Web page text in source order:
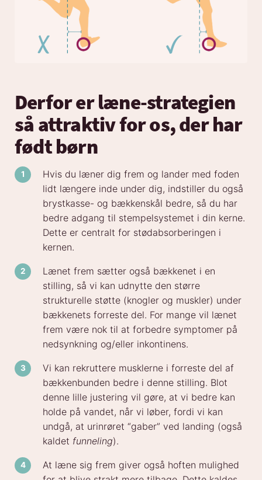
Derfor er læne-strategien
så attraktiv for os, der har
født børn
Hvis du læner dig frem og lander med foden
lidt længere inde under dig, indstiller du også
brystkasse- og bækkenskål bedre, så du har
bedre adgang til stempelsystemet i din kerne.
Dette er centralt for stødabsorberingen i
kernen.
Lænet frem sætter også bækkenet i en
stilling, så vi kan udnytte den større
strukturelle støtte (knogler og muskler) under
bækkenets forreste del. For mange vil lænet
frem være nok til at forbedre symptomer på
nedsynkning og/eller inkontinens.
Vi kan rekruttere musklerne i forreste del af
bækkenbunden bedre i denne stilling. Blot
denne lille justering vil gøre, at vi bedre kan
holde på vandet, når vi løber, fordi vi kan
undgå, at urinrøret “gaber” ved landing (også
kaldet funneling).
At læne sig frem giver også hoften mulighed